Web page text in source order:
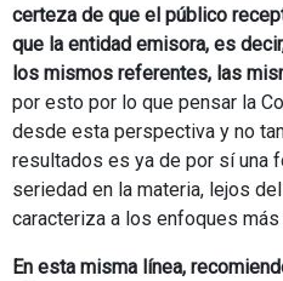
certeza de que el público
que la entidad emisora, es
los mismos referentes, las
por esto por lo que pensar la
desde esta perspectiva y no
resultados es ya de por sí una
seriedad en la materia, lejos
caracteriza a los enfoques
En esta misma línea,